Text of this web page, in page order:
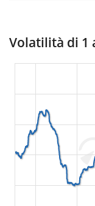
Volatilità di 1